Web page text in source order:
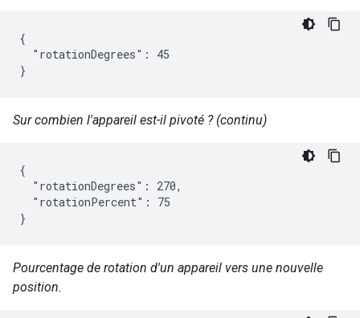
{
  "rotationDegrees": 45
}
Sur combien l'appareil est-il pivoté ? (continu)
{
  "rotationDegrees": 270,
  "rotationPercent": 75
}
Pourcentage de rotation d'un appareil vers une nouvelle
position.